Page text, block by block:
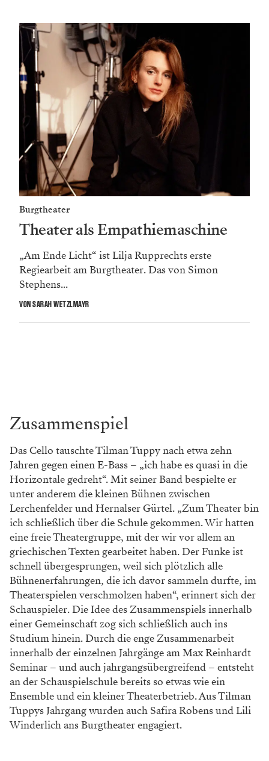
Burgtheater
Theater als Empathiemaschine
„Am Ende Licht“ ist Lilja Rupprechts erste
Regiearbeit am Burgtheater. Das von Simon
Stephens...
VON SARAH WETZLMAYR
Zusammenspiel
Das Cello tauschte Tilman Tuppy nach etwa zehn
Jahren gegen einen E-Bass – „ich habe es quasi in die
Horizontale gedreht“. Mit seiner Band bespielte er
unter anderem die kleinen Bühnen zwischen
Lerchenfelder und Hernalser Gürtel. „Zum Theater bin
ich schließlich über die Schule gekommen. Wir hatten
eine freie Theatergruppe, mit der wir vor allem an
griechischen Texten gearbeitet haben. Der Funke ist
schnell übergesprungen, weil sich plötzlich alle
Bühnenerfahrungen, die ich davor sammeln durfte, im
Theaterspielen verschmolzen haben“, erinnert sich der
Schauspieler. Die Idee des Zusammenspiels innerhalb
einer Gemeinschaft zog sich schließlich auch ins
Studium hinein. Durch die enge Zusammenarbeit
innerhalb der einzelnen Jahrgänge am Max Reinhardt
Seminar – und auch jahrgangsübergreifend – entsteht
an der Schauspielschule bereits so etwas wie ein
Ensemble und ein kleiner Theaterbetrieb. Aus Tilman
Tuppys Jahrgang wurden auch Safira Robens und Lili
Winderlich ans Burgtheater engagiert.